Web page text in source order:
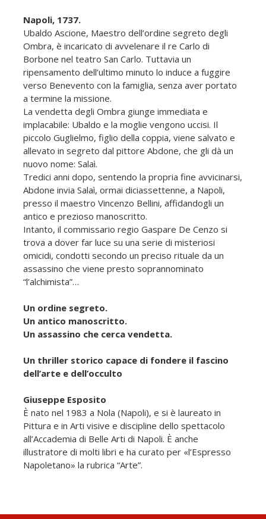
Napoli, 1737.
Ubaldo Ascione, Maestro dell’ordine segreto degli
Ombra, è incaricato di avvelenare il re Carlo di
Borbone nel teatro San Carlo. Tuttavia un
ripensamento dell’ultimo minuto lo induce a fuggire
verso Benevento con la famiglia, senza aver portato
a termine la missione.
La vendetta degli Ombra giunge immediata e
implacabile: Ubaldo e la moglie vengono uccisi. Il
piccolo Guglielmo, figlio della coppia, viene salvato e
allevato in segreto dal pittore Abdone, che gli dà un
nuovo nome: Salaì.
Tredici anni dopo, sentendo la propria fine avvicinarsi,
Abdone invia Salaì, ormai diciassettenne, a Napoli,
presso il maestro Vincenzo Bellini, affidandogli un
antico e prezioso manoscritto.
Intanto, il commissario regio Gaspare De Cenzo si
trova a dover far luce su una serie di misteriosi
omicidi, condotti secondo un preciso rituale da un
assassino che viene presto soprannominato
“l’alchimista”…
Un ordine segreto.
Un antico manoscritto.
Un assassino che cerca vendetta.
Un thriller storico capace di fondere il fascino
dell’arte e dell’occulto
Giuseppe Esposito
È nato nel 1983 a Nola (Napoli), e si è laureato in
Pittura e in Arti visive e discipline dello spettacolo
all’Accademia di Belle Arti di Napoli. È anche
illustratore di molti libri e ha curato per «l’Espresso
Napoletano» la rubrica “Arte”.